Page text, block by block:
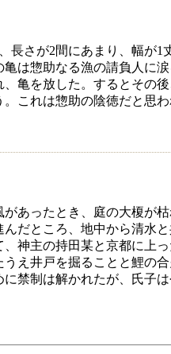
長さが2間にあまり、幅が1
は惣助なる漁の請負人に涙
亀を放した。するとその
これは惣助の陰徳だと思わ
あったとき、庭の大榎が
だところ、地中から清水と
神主の持田某と京都に上っ
え井戸を掘ることと鯉の
禁制は解かれたが、氏子